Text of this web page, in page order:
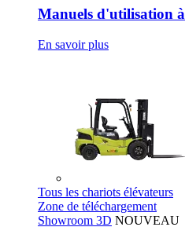
Manuels d'utilisation
En savoir plus
Tous les chariots élévateurs
Zone de téléchargement
Showroom 3D NOUVEAU